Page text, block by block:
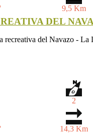
9,5 Km
DEL
recreativa del Navazo -
2
14,3 Km